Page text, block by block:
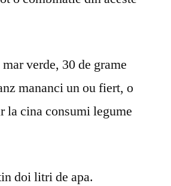
verde, 30 de grame
mananci un ou fiert, o
la cina consumi legume
doi litri de apa.